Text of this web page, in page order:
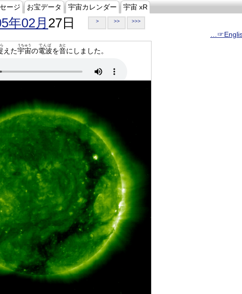
ージ お宝データ 宇宙カレンダー 宇宙 xR
年02月 27日 > >> >>>
えた宇宙
うちゅう
の電波
でんぱ
を音
おと
にしました。